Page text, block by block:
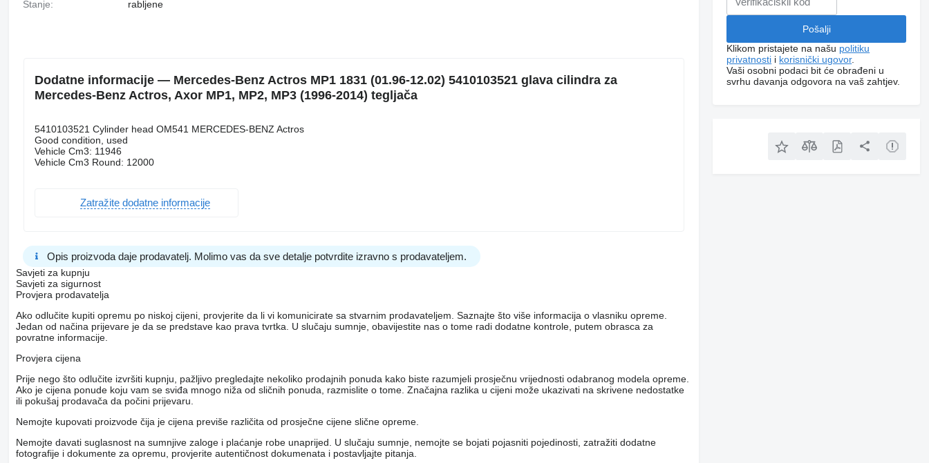
Stanje: rabljene
Dodatne informacije — Mercedes-Benz Actros MP1 1831 (01.96-12.02) 5410103521 glava cilindra za
Mercedes-Benz Actros, Axor MP1, MP2, MP3 (1996-2014) tegljača
5410103521 Cylinder head OM541 MERCEDES-BENZ Actros
Good condition, used
Vehicle Cm3: 11946
Vehicle Cm3 Round: 12000
Zatražite dodatne informacije
Opis proizvoda daje prodavatelj. Molimo vas da sve detalje potvrdite izravno s prodavateljem.
Savjeti za kupnju
Savjeti za sigurnost
Provjera prodavatelja
Ako odlučite kupiti opremu po niskoj cijeni, provjerite da li vi komunicirate sa stvarnim prodavateljem. Saznajte što više informacija o vlasniku opreme.
Jedan od načina prijevare je da se predstave kao prava tvrtka. U slučaju sumnje, obavijestite nas o tome radi dodatne kontrole, putem obrasca za
povratne informacije.
Provjera cijena
Prije nego što odlučite izvršiti kupnju, pažljivo pregledajte nekoliko prodajnih ponuda kako biste razumjeli prosječnu vrijednosti odabranog modela opreme.
Ako je cijena ponude koju vam se sviđa mnogo niža od sličnih ponuda, razmislite o tome. Značajna razlika u cijeni može ukazivati ​​na skrivene nedostatke
ili pokušaj prodavača da počini prijevaru.
Nemojte kupovati proizvode čija je cijena previše različita od prosječne cijene slične opreme.
Nemojte davati suglasnost na sumnjive zaloge i plaćanje robe unaprijed. U slučaju sumnje, nemojte se bojati pojasniti pojedinosti, zatražiti dodatne
fotografije i dokumente za opremu, provjerite autentičnost dokumenata i postavljajte pitanja.
Klikom pristajete na našu politiku
privatnosti i korisnički ugovor.
Vaši osobni podaci bit će obrađeni u
svrhu davanja odgovora na vaš zahtjev.